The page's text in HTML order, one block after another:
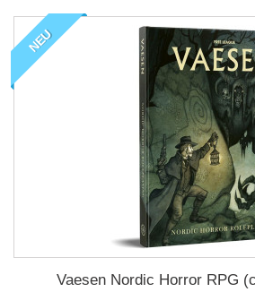
NEU
Vaesen Nordic Horror RPG